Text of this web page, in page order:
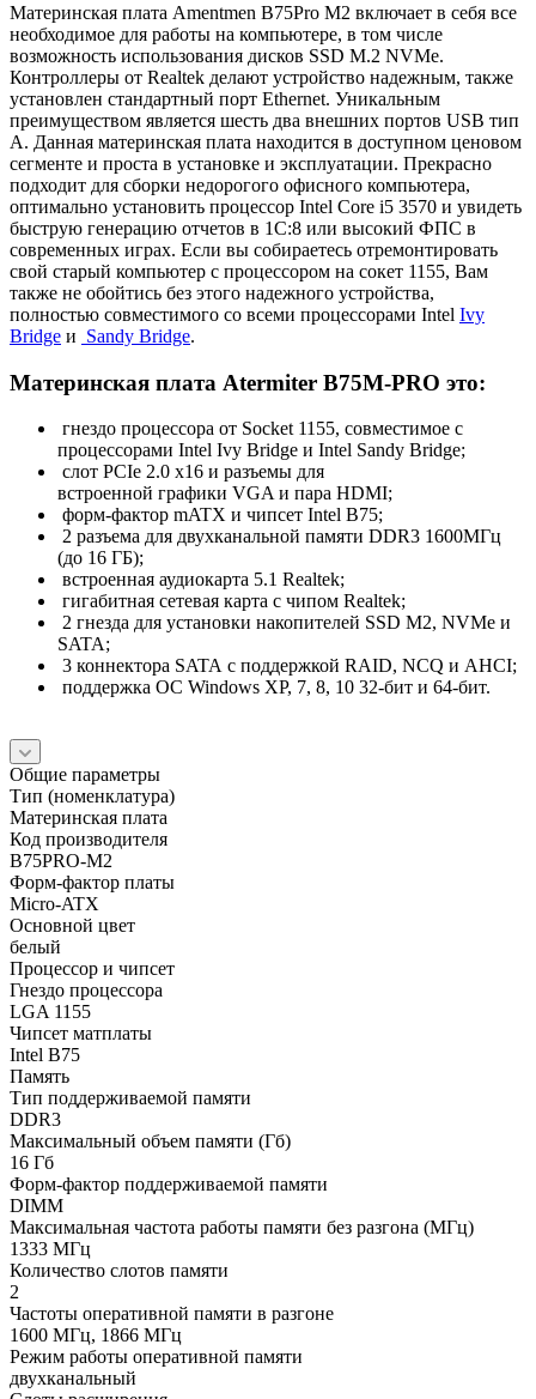
Материнская плата Amentmen B75Pro M2 включает в себя все
необходимое для работы на компьютере, в том числе
возможность использования дисков SSD M.2 NVMe.
Контроллеры от Realtek делают устройство надежным, также
установлен стандартный порт Ethernet. Уникальным
преимуществом является шесть два внешних портов USB тип
А. Данная материнская плата находится в доступном ценовом
сегменте и проста в установке и эксплуатации. Прекрасно
подходит для сборки недорогого офисного компьютера,
оптимально установить процессор Intel Core i5 3570 и увидеть
быструю генерацию отчетов в 1С:8 или высокий ФПС в
современных играх. Если вы собираетесь отремонтировать
свой старый компьютер с процессором на сокет 1155, Вам
также не обойтись без этого надежного устройства,
полностью совместимого со всеми процессорами Intel Ivy
Bridge и Sandy Bridge.
Материнская плата Atermiter B75M-PRO это:
гнездо процессора от Socket 1155, совместимое с
процессорами Intel Ivy Bridge и Intel Sandy Bridge;
слот PCIe 2.0 x16 и разъемы для
встроенной графики VGA и пара HDMI;
форм-фактор mATX и чипсет Intel B75;
2 разъема для двухканальной памяти DDR3 1600МГц
(до 16 ГБ);
встроенная аудиокарта 5.1 Realtek;
гигабитная сетевая карта с чипом Realtek;
2 гнезда для установки накопителей SSD М2, NVMe и
SATA;
3 коннектора SATA с поддержкой RAID, NCQ и AHCI;
поддержка ОС Windows XP, 7, 8, 10 32-бит и 64-бит.
Общие параметры
Тип (номенклатура)
Материнская плата
Код производителя
B75PRO-M2
Форм-фактор платы
Micro-ATX
Основной цвет
белый
Процессор и чипсет
Гнездо процессора
LGA 1155
Чипсет матплаты
Intel B75
Память
Тип поддерживаемой памяти
DDR3
Максимальный объем памяти (Гб)
16 Гб
Форм-фактор поддерживаемой памяти
DIMM
Максимальная частота работы памяти без разгона (МГц)
1333 МГц
Количество слотов памяти
2
Частоты оперативной памяти в разгоне
1600 МГц, 1866 МГц
Режим работы оперативной памяти
двухканальный